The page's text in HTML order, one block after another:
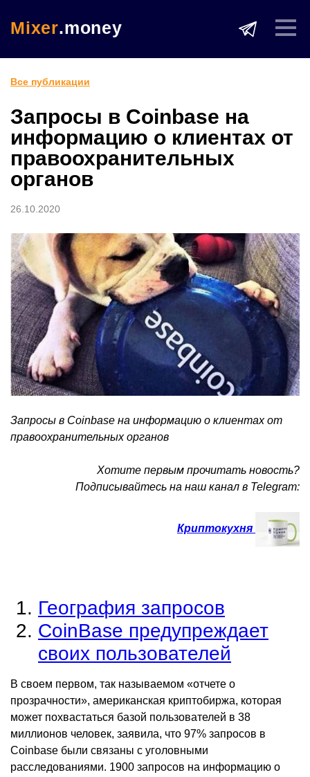
Mixer.money
Все публикации
Запросы в Coinbase на
информацию о клиентах от
правоохранительных
органов
26.10.2020
Запросы в Coinbase на информацию о клиентах от
правоохранительных органов
Хотите первым прочитать новость?
Подписывайтесь на наш канал в Telegram:
Криптокухня
География запросов
CoinBase предупреждает
своих пользователей
В своем первом, так называемом «отчете о
прозрачности», американская криптобиржа, которая
может похвастаться базой пользователей в 38
миллионов человек, заявила, что 97% запросов в
Coinbase были связаны с уголовными
расследованиями. 1900 запросов на информацию о